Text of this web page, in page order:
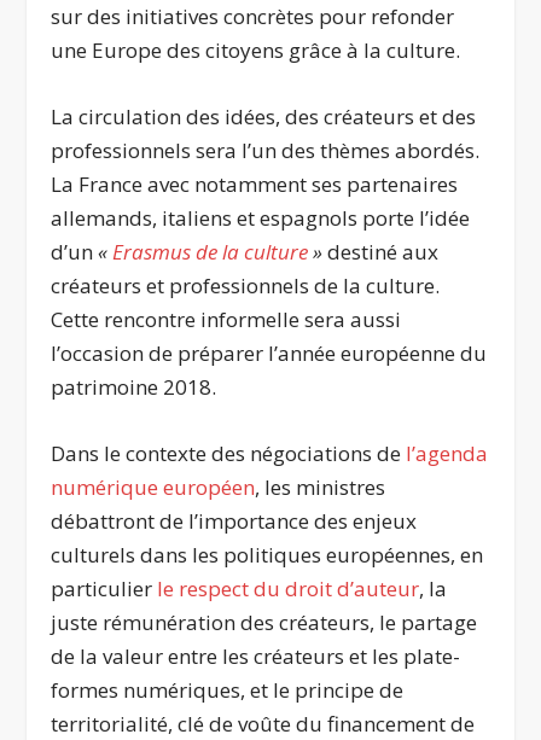
sur des initiatives concrètes pour refonder
une Europe des citoyens grâce à la culture.
La circulation des idées, des créateurs et des
professionnels sera l’un des thèmes abordés.
La France avec notamment ses partenaires
allemands, italiens et espagnols porte l’idée
d’un«Erasmus de la culture»destiné aux
créateurs et professionnels de la culture.
Cette rencontre informelle sera aussi
l’occasion de préparer l’année européenne du
patrimoine 2018.
Dans le contexte des négociations de l’agenda
numérique européen, les ministres
débattront de l’importance des enjeux
culturels dans les politiques européennes, en
particulier le respect du droit d’auteur, la
juste rémunération des créateurs, le partage
de la valeur entre les créateurs et les plate-
formes numériques, et le principe de
territorialité, clé de voûte du financement de